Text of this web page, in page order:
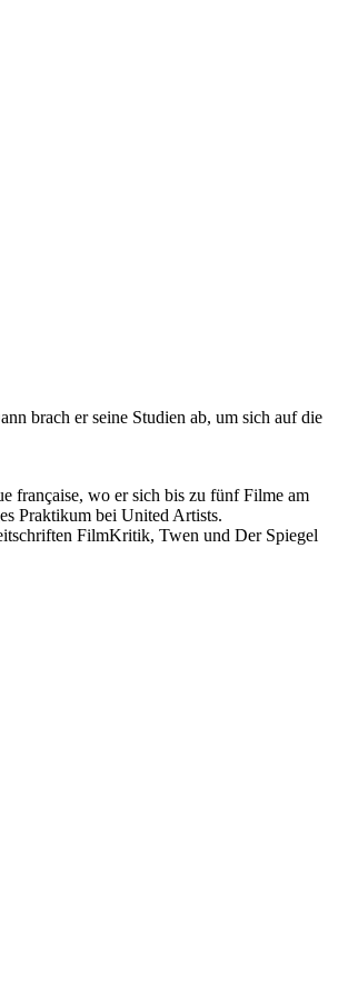
brach er seine Studien ab, um sich auf die
française, wo er sich bis zu fünf Filme am
Praktikum bei United Artists.
FilmKritik, Twen und Der Spiegel